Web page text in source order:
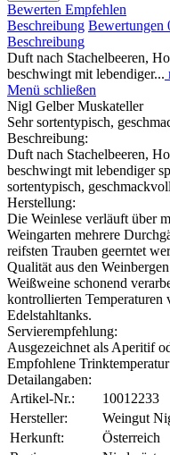
Bewerten Empfehlen
Beschreibung Bewertungen
Beschreibung
Duft nach Stachelbeeren,
beschwingt mit lebendiger...
Menü schließen
Nigl Gelber Muskateller
Sehr sortentypisch,
Beschreibung:
Duft nach Stachelbeeren,
beschwingt mit lebendiger
sortentypisch,
Herstellung:
Die Weinlese verläuft über
Weingarten mehrere
reifsten Trauben geerntet
Qualität aus den
Weißweine schonend
kontrollierten
Edelstahltanks.
Servierempfehlung:
Ausgezeichnet als Aperitif
Empfohlene
Detailangaben:
Artikel-Nr.:
10012233
Hersteller:
Weingut
Herkunft:
Österreich